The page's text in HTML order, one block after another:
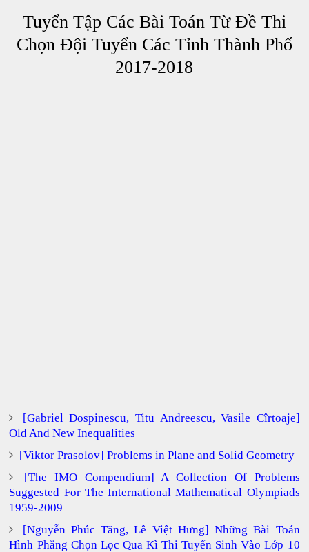
Tuyển Tập Các Bài Toán Từ Đề Thi
Chọn Đội Tuyển Các Tỉnh Thành Phố
2017-2018
[Gabriel Dospinescu, Titu Andreescu, Vasile Cîrtoaje]
Old And New Inequalities
[Viktor Prasolov] Problems in Plane and Solid Geometry
[The IMO Compendium] A Collection Of Problems
Suggested For The International Mathematical Olympiads
1959-2009
[Nguyễn Phúc Tăng, Lê Việt Hưng] Những Bài Toán
Hình Phẳng Chọn Lọc Qua Kì Thi Tuyển Sinh Vào Lớp 10